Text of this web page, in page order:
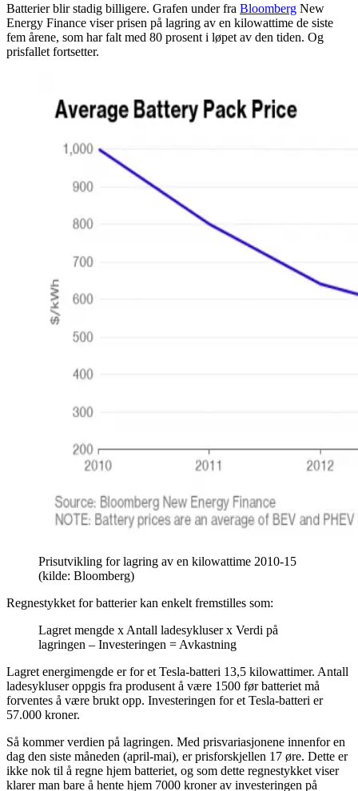
Batterier blir stadig billigere. Grafen under fra Bloomberg New
Energy Finance viser prisen på lagring av en kilowattime de siste
fem årene, som har falt med 80 prosent i løpet av den tiden. Og
prisfallet fortsetter.
Prisutvikling for lagring av en kilowattime 2010-15
(kilde: Bloomberg)
Regnestykket for batterier kan enkelt fremstilles som:
Lagret mengde x Antall ladesykluser x Verdi på
lagringen – Investeringen = Avkastning
Lagret energimengde er for et Tesla-batteri 13,5 kilowattimer. Antall
ladesykluser oppgis fra produsent å være 1500 før batteriet må
forventes å være brukt opp. Investeringen for et Tesla-batteri er
57.000 kroner.
Så kommer verdien på lagringen. Med prisvariasjonene innenfor en
dag den siste måneden (april-mai), er prisforskjellen 17 øre. Dette er
ikke nok til å regne hjem batteriet, og som dette regnestykket viser
klarer man bare å hente hjem 7000 kroner av investeringen på